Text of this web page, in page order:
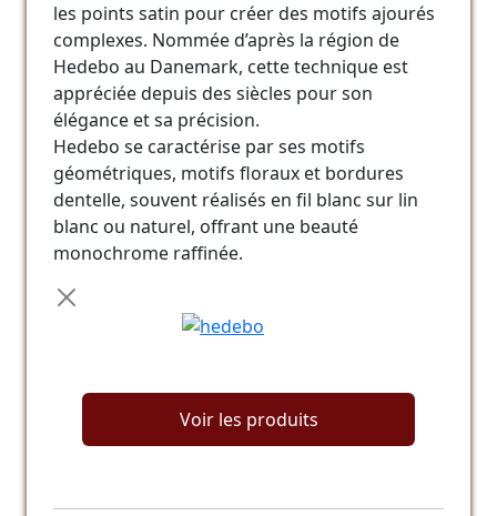
les points satin pour créer des motifs ajourés
complexes. Nommée d’après la région de
Hedebo au Danemark, cette technique est
appréciée depuis des siècles pour son
élégance et sa précision.
Hedebo se caractérise par ses motifs
géométriques, motifs floraux et bordures
dentelle, souvent réalisés en fil blanc sur lin
blanc ou naturel, offrant une beauté
monochrome raffinée.
Voir les produits